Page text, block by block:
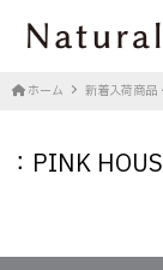
ホーム 新着入荷商品
：PINK